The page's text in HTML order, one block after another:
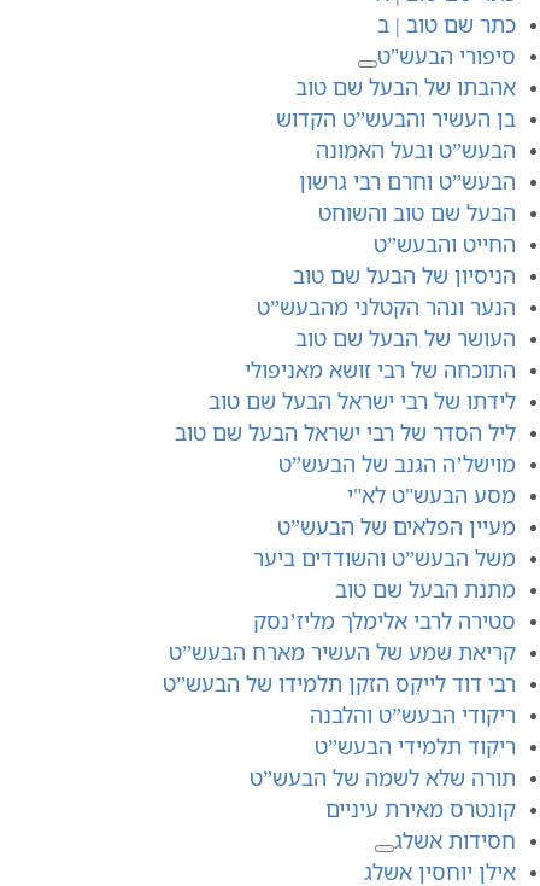
כתר שם טוב | ב
סיפורי הבעש"ט
אהבתו של הבעל שם טוב
בן העשיר והבעש”ט הקדוש
הבעש”ט ובעל האמונה
הבעש”ט וחרם רבי גרשון
הבעל שם טוב והשוחט
החייט והבעש”ט
הניסיון של הבעל שם טוב
הנער ונהר הקטלני מהבעש”ט
העושר של הבעל שם טוב
התוכחה של רבי זושא מאניפולי
לידתו של רבי ישראל הבעל שם טוב
ליל הסדר של רבי ישראל הבעל שם טוב
מוישל’ה הגנב של הבעש”ט
מסע הבעש"ט לא"י
מעיין הפלאים של הבעש”ט
משל הבעש”ט והשודדים ביער
מתנת הבעל שם טוב
סטירה לרבי אלימלך מליז’נסק
קריאת שמע של העשיר מארח הבעש”ט
רבי דוד לייקֵס הזקן תלמידו של הבעש”ט
ריקודי הבעש”ט והלבנה
ריקוד תלמידי הבעש”ט
תורה שלא לשמה של הבעש”ט
קונטרס מאירת עיניים
חסידות אשלג
אילן יוחסין אשלג